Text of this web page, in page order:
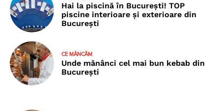
Hai la piscină în București! TOP
piscine interioare și exterioare din
București
CE MÂNCĂM
Unde mănânci cel mai bun kebab din
București